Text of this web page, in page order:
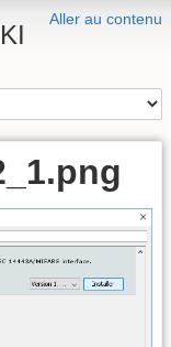
Aller au contenu